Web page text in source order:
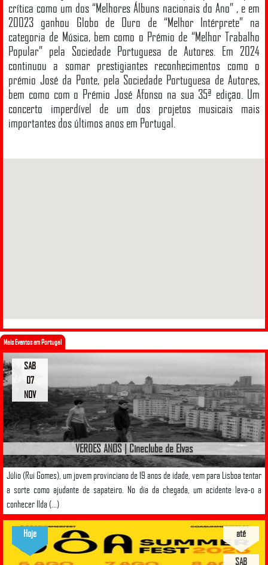
crítica como um dos “Melhores Álbuns nacionais do Ano” , e em
20023 ganhou Globo de Ouro de “Melhor Intérprete” na
categoria de Música, bem como o Prémio de “Melhor Trabalho
Popular” pela Sociedade Portuguesa de Autores. Em 2024
continuou a somar prestigiantes reconhecimentos como o
prémio José da Ponte, pela Sociedade Portuguesa de Autores,
bem como com o Prémio José Afonso na sua 35ª edição. Um
concerto imperdível de um dos projetos musicais mais
importantes dos últimos anos em Portugal.
Mais Eventos em Portugal
VERDES ANOS | Cineclube de Elvas
Júlio (Rui Gomes), um jovem provinciano de 19 anos de idade, vem para Lisboa tentar
a sorte como ajudante de sapateiro. No dia da chegada, um acidente leva-o a
conhecer Ilda (...)
SAB
07
NOV
até
SAB
Hoje